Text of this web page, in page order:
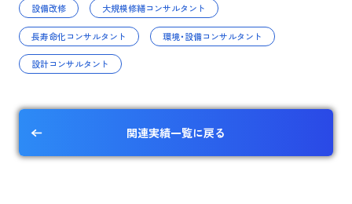
設備改修 大規模修繕コンサルタント
長寿命化コンサルタント 環境・設備コンサルタント
設計コンサルタント
関連実績一覧に戻る